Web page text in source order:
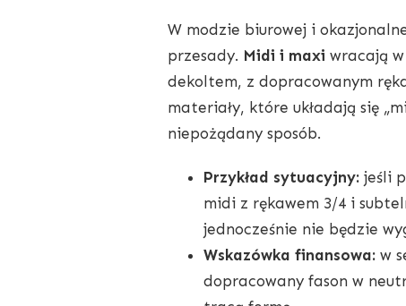
W modzie biurowej i
przesady. Midi i maxi wracają
dekoltem, z dopracowanym
materiały, które układają się
niepożądany sposób.
Przykład sytuacyjny: jeśli
midi z rękawem 3/4 i
jednocześnie nie będzie
Wskazówka finansowa: w
dopracowany fason w